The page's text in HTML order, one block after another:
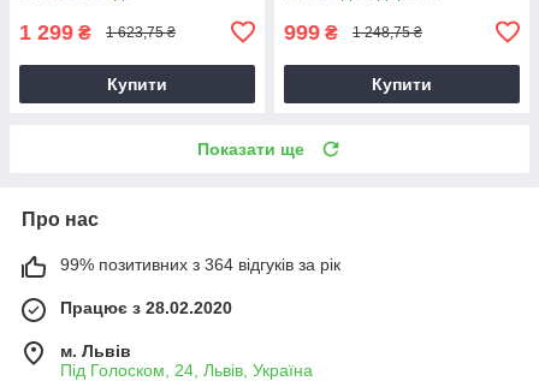
1 299 ₴ 1 623,75 ₴
Купити
999 ₴ 1 248,75 ₴
Купити
Показати ще
Про нас
99% позитивних з 364 відгуків за рік
Працює з 28.02.2020
м. Львів
Під Голоском, 24, Львів, Україна